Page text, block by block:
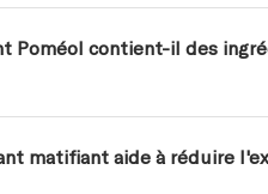
Poméol contient-il des
matifiant aide à réduire